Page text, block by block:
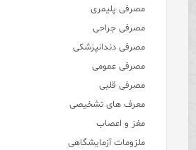
مصرفی پلیمری
مصرفی جراحی
مصرفی دندانپزشکی
مصرفی عمومی
مصرفی قلبی
معرف های تشخیصی
مغز و اعصاب
ملزومات آزمایشگاهی